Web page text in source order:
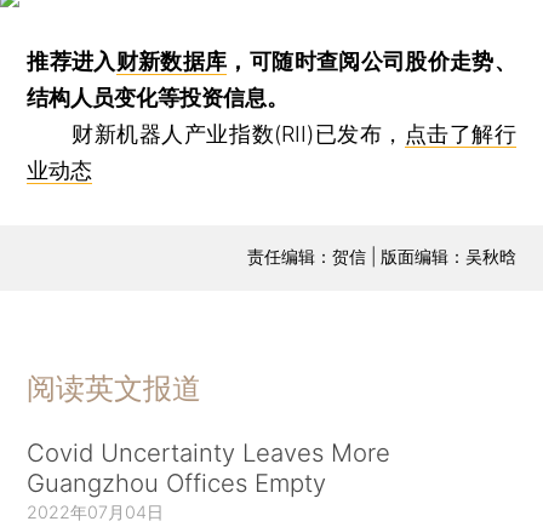
推荐进入财新数据库 ，可随时查阅公司股价走势、
结构人员变化等投资信息。
财新机器人产业指数(RII)已发布， 点击了解行
业动态
责任编辑：贺信 | 版面编辑：吴秋晗
阅读英文报道
Covid Uncertainty Leaves More
Guangzhou Offices Empty
2022年07月04日